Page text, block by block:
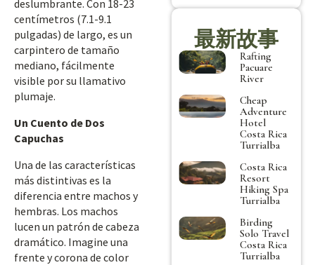
deslumbrante. Con 18-23
centímetros (7.1-9.1
pulgadas) de largo, es un
carpintero de tamaño
mediano, fácilmente
visible por su llamativo
plumaje.
Un Cuento de Dos
Capuchas
Una de las características
más distintivas es la
diferencia entre machos y
hembras. Los machos
lucen un patrón de cabeza
dramático. Imagine una
frente y corona de color
最新故事
Rafting
Pacuare
River
Cheap
Adventure
Hotel
Costa Rica
Turrialba
Costa Rica
Resort
Hiking Spa
Turrialba
Birding
Solo Travel
Costa Rica
Turrialba